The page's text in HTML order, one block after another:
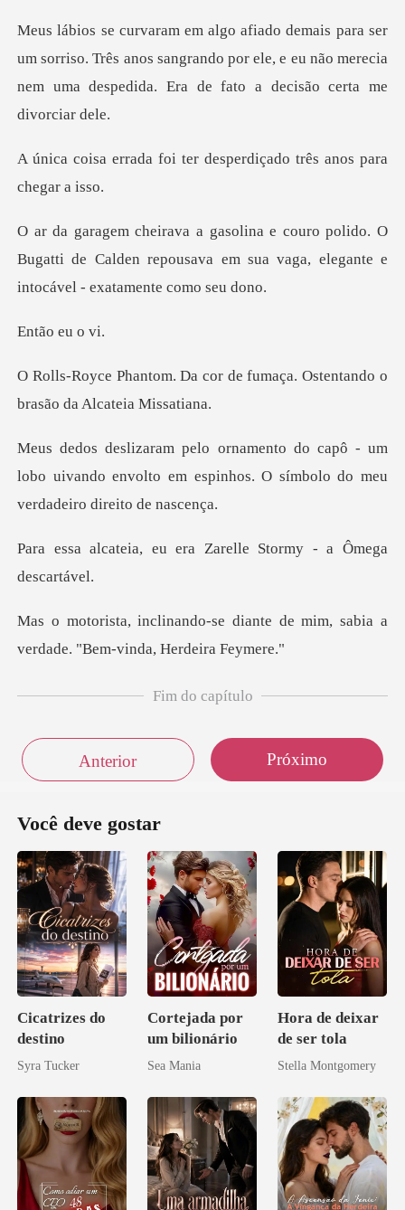
orriso. Três anos sangrando por ele, e eu não merecia
nem u
i ter desperdiçado três
ido. O
Bugatti de Calden repousava em sua vaga,
o eu
r de fumaça. Ostentando o
br
- um
lobo uivando envolto em espinhos. O sí
u era Zarelle Stormy
diante de mim, sabia a
verdade.
Fim do capítulo
Anterior Próximo
Você deve gostar
Cicatrizes do
destino
Syra Tucker
Cortejada por
um bilionário
Sea Mania
Hora de deixar
de ser tola
Stella Montgomery